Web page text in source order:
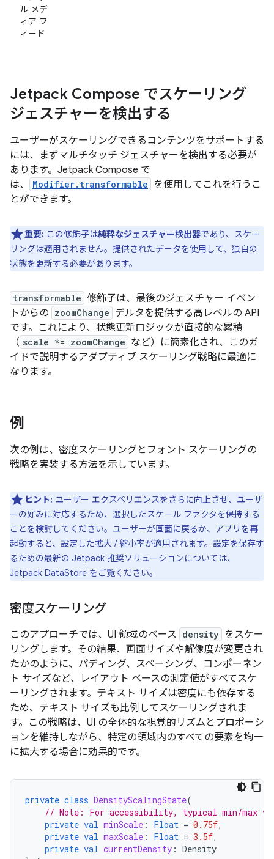
ル メデ
ィア フ
ィード
Jetpack Compose でスケーリング
ジェスチャーを検出する
ユーザーがスケーリングできるコンテンツをサポートする
には、まずマルチタッチ ジェスチャーを検出する必要が
あります。Jetpack Compose で
は、
Modifier.transformable を使用してこれを行うこ
とができます。
重要: この修飾子は純粋なジェスチャー検出器であり、スケー
リングは適用されません。提供されたデータを使用して、独自の
状態を更新する必要があります。
transformable 修飾子は、最後のジェスチャー イベン
トからの zoomChange デルタを提供する高レベルの API
です。これにより、状態更新ロジックが直接的な累積
（ scale *= zoomChange など）に簡素化され、このガ
イドで説明するアダプティブ スケーリング戦略に最適に
なります。
例
次の例は、密度スケーリングとフォント スケーリングの
戦略を実装する方法を示しています。
ヒント: ユーザー エクスペリエンスをさらに向上させ、ユーザ
ーの好みに対応するため、選択したスケール ファクタを保持する
ことを検討してください。ユーザーが画面に戻るか、アプリを再
起動すると、設定した拡大 / 縮小率が適用されます。設定を保存す
るための最新の Jetpack 推奨ソリューションについては、
Jetpack DataStore をご覧ください。
密度スケーリング
このアプローチでは、UI 領域のベース density をスケー
リングします。その結果、画面サイズや解像度が変更され
たかのように、パディング、スペーシング、コンポーネン
ト サイズなど、レイアウト ベースの測定値がすべてスケ
ーリングされます。テキスト サイズは密度にも依存する
ため、テキスト サイズも比例してスケーリングされま
す。この戦略は、UI の全体的な視覚的リズムとプロポーシ
ョンを維持しながら、特定の領域内のすべての要素を均一
に拡大する場合に効果的です。
private class DensityScalingState(
// Note: For accessibility, typical min/max
private val minScale : Float = 0.75f,
private val maxScale : Float = 3.5f,
private val currentDensity : Density